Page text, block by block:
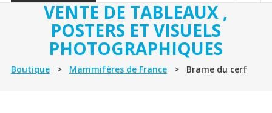
VENTE DE TABLEAUX ,
POSTERS ET VISUELS
PHOTOGRAPHIQUES
Boutique> Mammifères de France> Brame du cerf